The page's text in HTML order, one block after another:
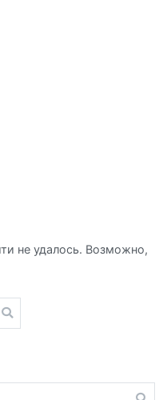
не удалось. Возможно,